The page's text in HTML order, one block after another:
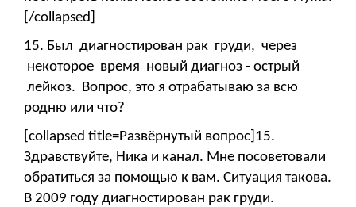
[/collapsed]
15. Был диагностирован рак груди, через
некоторое время новый диагноз - острый
лейкоз. Вопрос, это я отрабатываю за всю
родню или что?
[collapsed title=Развёрнутый вопрос]15.
Здравствуйте, Ника и канал. Мне посоветовали
обратиться за помощью к вам. Ситуация такова.
В 2009 году диагностирован рак груди.